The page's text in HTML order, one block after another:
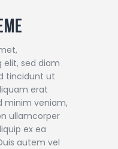
sed diam
tincidunt ut
erat
minim veniam,
ullamcorper
ex ea
autem vel